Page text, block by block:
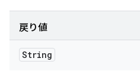
戻り値
String